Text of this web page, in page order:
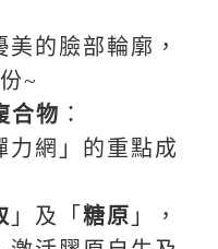
的臉部輪廓，
~
合物 ：
力網」的重點成
」及「 糖原 」，